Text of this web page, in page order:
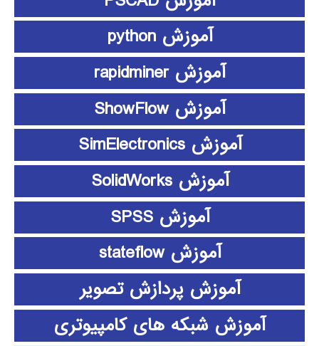
آموزش python
آموزش rapidminer
آموزش ShowFlow
آموزش SimElectronics
آموزش SolidWorks
آموزش SPSS
آموزش stateflow
آموزش پردازش تصویر
آموزش شبکه های کامپیوتری